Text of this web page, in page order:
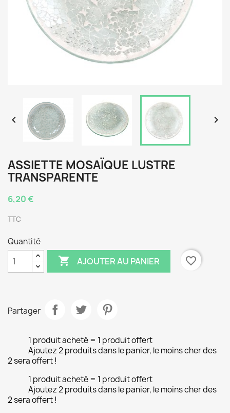
 
ASSIETTE MOSAÏQUE LUSTRE
TRANSPARENTE
6,20 €
TTC
Quantité
 AJOUTER AU PANIER favorite_border
Partager
1 produit acheté = 1 produit offert
Ajoutez 2 produits dans le panier, le moins cher des
2 sera offert !
1 produit acheté = 1 produit offert
Ajoutez 2 produits dans le panier, le moins cher des
2 sera offert !